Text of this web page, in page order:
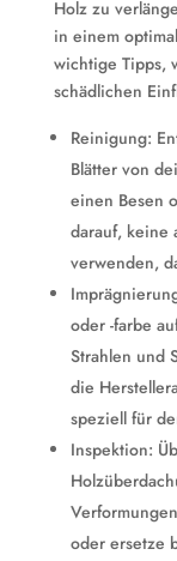
Holz zu
in einem
wichtige Tipps,
schädlichen
Reinigung:
Blätter von
einen Besen
darauf, keine
verwenden,
oder -farbe
Strahlen und
die
speziell für
Inspektion:
oder ersetze